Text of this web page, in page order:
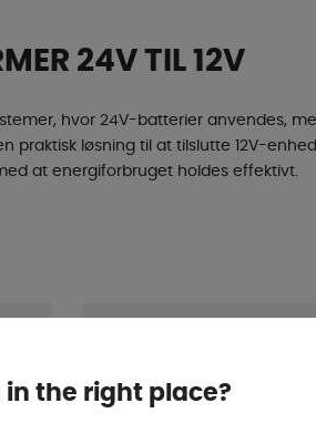
24V TIL 12V
hvor 24V-batterier anvendes,
praktisk løsning til at tilslutte 12V-
at energiforbruget holdes effektivt.
in the right place?